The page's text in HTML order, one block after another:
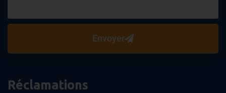
Envoyer
Réclamations